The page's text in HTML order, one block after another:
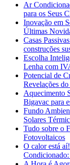
Ar
para os Seus
Inovação em
Últimas
Casas
construções
Escolha
Lenha com
Potencial de
Revelações
Aquecimento
Bigavac para
Fundo
Solares
Tudo sobre o
Fotovoltaicos
O calor está
Condicionado: